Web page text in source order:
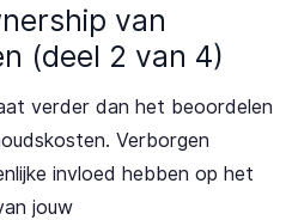
van
(deel 2 van 4)
verder dan het beoordelen
Verborgen
invloed hebben op het
jouw